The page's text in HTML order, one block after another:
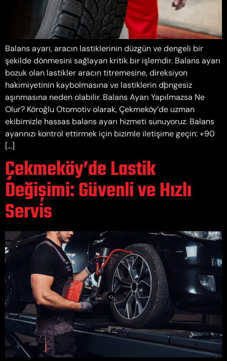
Balans ayarı, aracın lastiklerinin düzgün ve dengeli bir
şekilde dönmesini sağlayan kritik bir işlemdir. Balans ayarı
bozuk olan lastikler aracın titremesine, direksiyon
hakimiyetinin kaybolmasına ve lastiklerin dþngesiz
aşınmasına neden olabilir. Balans Ayarı Yapılmazsa Ne
Olur? Köroğlu Otomotiv olarak, Çekmeköy’de uzman
ekibimizle hassas balans ayarı hizmeti sunuyoruz. Balans
ayarınızı kontrol ettirmek için bizimle iletişime geçin: +90
[…]
Çekmeköy’de Lastik
Değişimi: Güvenli ve Hızlı
Servis